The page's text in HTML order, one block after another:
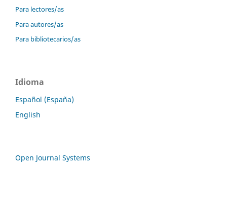
Para lectores/as
Para autores/as
Para bibliotecarios/as
Idioma
Español (España)
English
Open Journal Systems